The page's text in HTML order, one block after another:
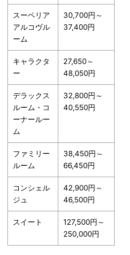
スーペリア
アルコヴル
ーム
30,700円～
37,400円
キャラクタ
ー
27,650～
48,050円
デラックス
ルーム・コ
ーナールー
ム
32,800円～
40,550円
ファミリー
ルーム
38,450円～
66,450円
コンシェル
ジュ
42,900円～
46,500円
スイート
127,500円～
250,000円